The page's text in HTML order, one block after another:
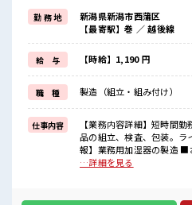
場合によってはお願いすることもあ
≪週休2日制≫
週末は家族や友人と一緒にプライベー
≪髪色自由で自分らしく働く≫
明るすぎたり奇抜でなければ基本的に
(規定有)≪機能的な制服アリ≫
制服があるので、
毎日の服装の悩み解消♪
≪自分に合った期間で働ける≫
福利厚生が整った派遣のお仕事です！
■職場の雰囲気
女性が多めの職場です♪
休憩室で楽しくおしゃべり！
勤 務 地
新潟県新潟市西蒲区
【最寄駅】巻 ／ 越後線
給 与 【時給】1,190 円
職 種 製造（組立・組み付け）
仕事内容
【業務内容詳細】短時間
品の組立、検査、包装。ラ
報】業務用加湿器の製造 ■お仕事PR ≪女性も働きやすい職場
≫ もちろん男性の応募も
ト満喫！ ≪髪色自由で自
…詳細を見る